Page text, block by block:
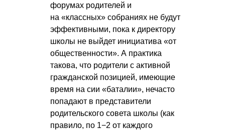
форумах родителей и
на «классных» собраниях не будут
эффективными, пока к директору
школы не выйдет инициатива «от
общественности». А практика
такова, что родители с активной
гражданской позицией, имеющие
время на сии «баталии», нечасто
попадают в представители
родительского совета школы (как
правило, по 1−2 от каждого